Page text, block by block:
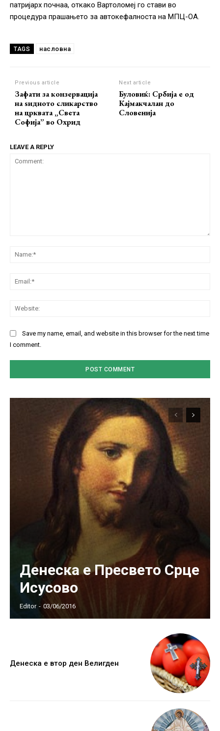
патријарх почнаа, откако Вартоломеј го стави во
процедура прашањето за автокефалноста на МПЦ-ОА.
TAGS насловна
Previous article
Зафати за конзервација
на ѕидното сликарство
на црквата „Света
Софија” во Охрид
Next article
Буловиќ: Србија е од
Кајмакчалан до
Словенија
LEAVE A REPLY
Save my name, email, and website in this browser for the next time
I comment.
Денеска е Пресвето Срце
Исусово
Editor - 03/06/2016
Денеска е втор ден Велигден